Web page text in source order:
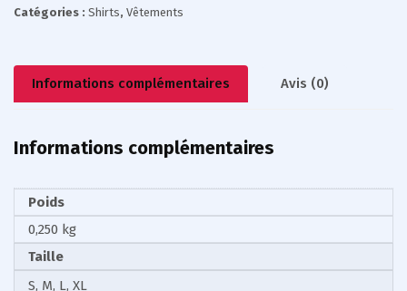
Catégories : Shirts, Vêtements
Informations complémentaires Avis (0)
Informations complémentaires
Poids
0,250 kg
Taille
S, M, L, XL